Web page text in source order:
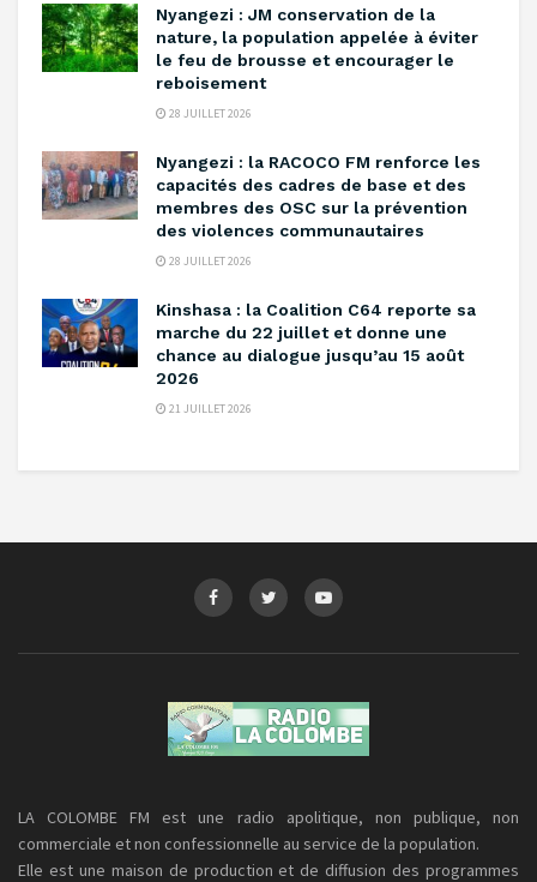
‎Nyangezi : JM conservation de la
nature, la population appelée à éviter
le feu de brousse et encourager le
reboisement ‎
28 JUILLET 2026
‎Nyangezi : la RACOCO FM renforce les
capacités des cadres de base et des
membres des OSC sur la prévention
des violences communautaires ‎
28 JUILLET 2026
Kinshasa : la Coalition C64 reporte sa
marche du 22 juillet et donne une
chance au dialogue jusqu’au 15 août
2026
21 JUILLET 2026
LA COLOMBE FM est une radio apolitique, non publique, non
commerciale et non confessionnelle au service de la population.
Elle est une maison de production et de diffusion des programmes